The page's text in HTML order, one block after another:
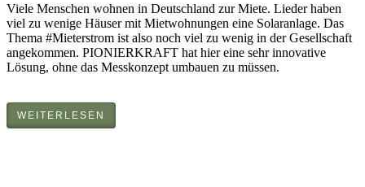
Viele Menschen wohnen in Deutschland zur Miete. Lieder haben
viel zu wenige Häuser mit Mietwohnungen eine Solaranlage. Das
Thema #Mieterstrom ist also noch viel zu wenig in der Gesellschaft
angekommen. PIONIERKRAFT hat hier eine sehr innovative
Lösung, ohne das Messkonzept umbauen zu müssen.
WEITERLESEN